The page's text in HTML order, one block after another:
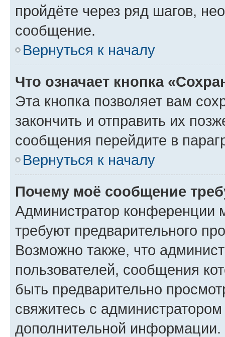
пройдёте через ряд шагов,
сообщение.
Вернуться к началу
Что означает кнопка
Эта кнопка позволяет вам
закончить и отправить их
сообщения перейдите в
Вернуться к началу
Почему моё сообщение
Администратор конференции
требуют предварительного
Возможно также, что
пользователей, сообщения
быть предварительно
свяжитесь с
дополнительной информации.